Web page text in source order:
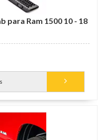
para Ram 1500 10 - 18